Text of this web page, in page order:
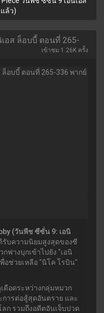
ล้ว)
อส ล็อบบี้ ตอนที่ 265-
เข้าชม 1.26K ครั้ง
(วันพีช ซีซั่น 9: เอนิ
รับความนิยมสูงสุดของซี
ฟางบุกเข้าไปยัง "เอนิ
อช่วยเหลือ "นิโค โรบิน"
ดือดระหว่างกลุ่มหมวก
การต่อสู้สุดอันตราย และ
ก รวมถึงอดีตอันเจ็บปวด